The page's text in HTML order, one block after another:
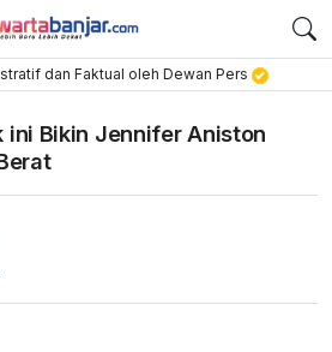
dan Faktual oleh Dewan Pers
ini Bikin Jennifer Aniston